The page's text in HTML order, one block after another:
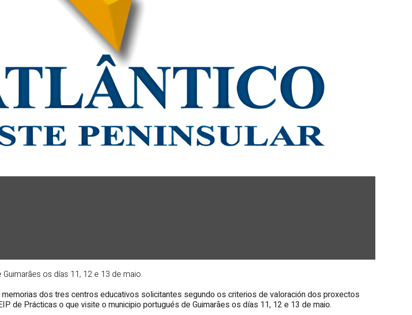
os días 11, 12 e 13 de maio.
dos tres centros educativos solicitantes segundo os criterios de valoración dos proxectos
de Prácticas o que visite o municipio portugués de Guimarães os días 11, 12 e 13 de maio.